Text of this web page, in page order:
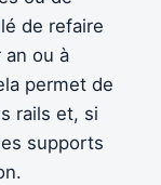
de refaire
an ou à
permet de
rails et, si
supports